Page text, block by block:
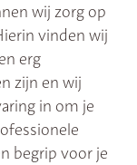
wij zorg op
vinden wij
erg
zijn en wij
in om je
begrip voor je